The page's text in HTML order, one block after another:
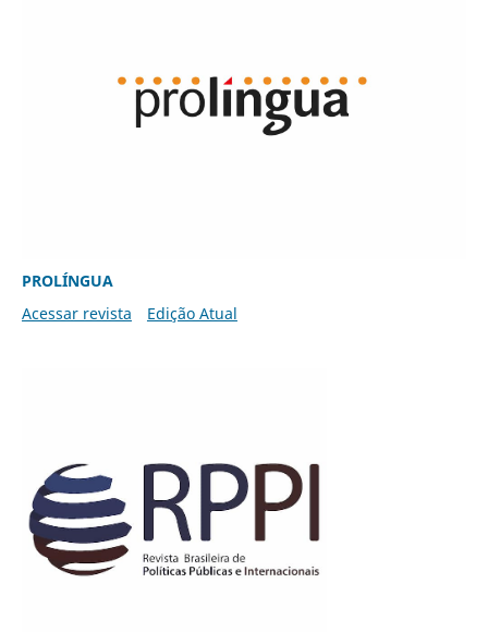
PROLÍNGUA
Acessar revista
Edição Atual